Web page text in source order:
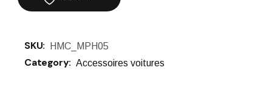
SKU: HMC_MPH05
Category: Accessoires voitures